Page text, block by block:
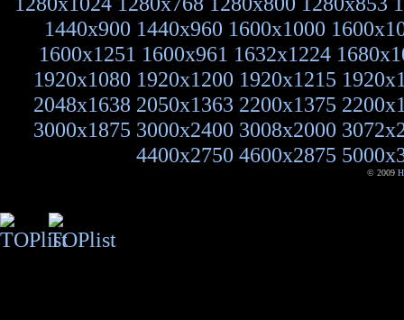
1440x900 1440x960 1600x1000
1600x1251 1600x961 1632x1224
1920x1080 1920x1200 1920x1215
2048x1638 2050x1363 2200x1375
3000x1875 3000x2400 3008x2000
4400x2750 4600x2875
© 2009